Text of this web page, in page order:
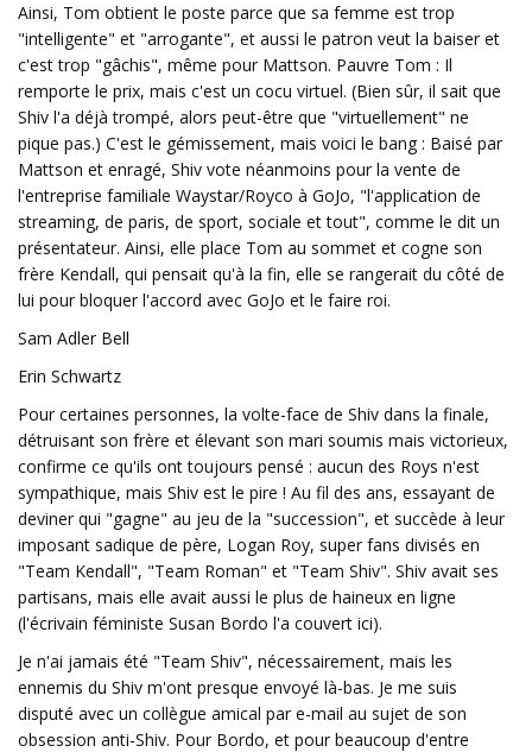
Ainsi, Tom obtient le poste parce que sa femme est trop
"intelligente" et "arrogante", et aussi le patron veut la baiser et
c'est trop "gâchis", même pour Mattson. Pauvre Tom : Il
remporte le prix, mais c'est un cocu virtuel. (Bien sûr, il sait que
Shiv l'a déjà trompé, alors peut-être que "virtuellement" ne
pique pas.) C'est le gémissement, mais voici le bang : Baisé par
Mattson et enragé, Shiv vote néanmoins pour la vente de
l'entreprise familiale Waystar/Royco à GoJo, "l'application de
streaming, de paris, de sport, sociale et tout", comme le dit un
présentateur. Ainsi, elle place Tom au sommet et cogne son
frère Kendall, qui pensait qu'à la fin, elle se rangerait du côté de
lui pour bloquer l'accord avec GoJo et le faire roi.
Sam Adler Bell
Erin Schwartz
Pour certaines personnes, la volte-face de Shiv dans la finale,
détruisant son frère et élevant son mari soumis mais victorieux,
confirme ce qu'ils ont toujours pensé : aucun des Roys n'est
sympathique, mais Shiv est le pire ! Au fil des ans, essayant de
deviner qui "gagne" au jeu de la "succession", et succède à leur
imposant sadique de père, Logan Roy, super fans divisés en
"Team Kendall", "Team Roman" et "Team Shiv". Shiv avait ses
partisans, mais elle avait aussi le plus de haineux en ligne
(l'écrivain féministe Susan Bordo l'a couvert ici).
Je n'ai jamais été "Team Shiv", nécessairement, mais les
ennemis du Shiv m'ont presque envoyé là-bas. Je me suis
disputé avec un collègue amical par e-mail au sujet de son
obsession anti-Shiv. Pour Bordo, et pour beaucoup d'entre